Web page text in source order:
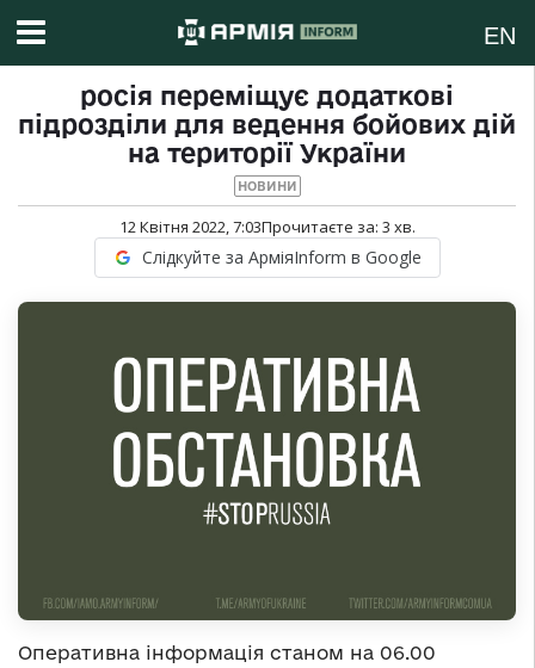
EN
росія переміщує додаткові
підрозділи для ведення бойових дій
на території України
НОВИНИ
12 Квітня 2022, 7:03Прочитаєте за: 3 хв.
Слідкуйте за АрміяInform в Google
Оперативна інформація станом на 06.00